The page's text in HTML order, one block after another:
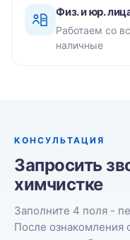
Физ. и юр.
Работаем со
наличные
КОНСУЛЬТАЦИЯ
Запросить
химчистке
Заполните 4 поля -
После ознакомления